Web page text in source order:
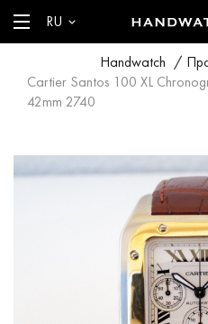
RU
Handwatch /
Cartier Santos 100 XL
42mm 2740